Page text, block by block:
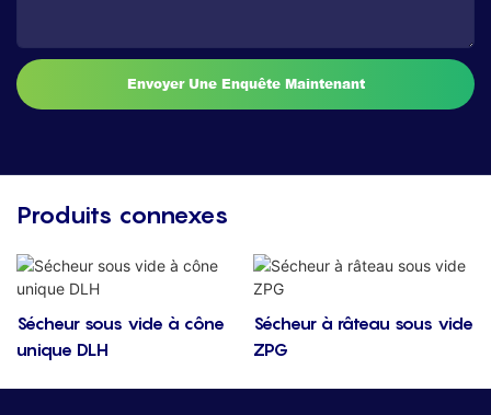
Envoyer Une Enquête Maintenant
Produits connexes
Sécheur sous vide à cône
unique DLH
Sécheur à râteau sous vide
ZPG